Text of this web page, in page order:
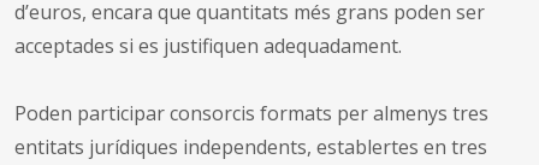
d’euros, encara que quantitats més grans poden ser
acceptades si es justifiquen adequadament.
Poden participar consorcis formats per almenys tres
entitats jurídiques independents, establertes en tres